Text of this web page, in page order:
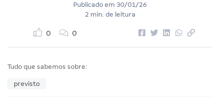
Publicado em 30/01/26
2 min. de leitura
0 0
Tudo que sabemos sobre:
previsto